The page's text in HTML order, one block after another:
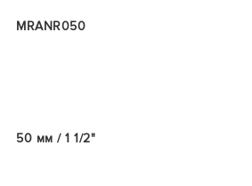
MRANR050
50 мм / 1 1/2"